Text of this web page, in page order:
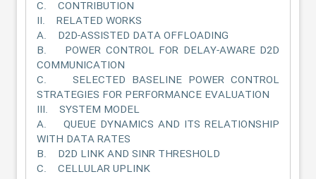
C. CONTRIBUTION
II. RELATED WORKS
A. D2D-ASSISTED DATA OFFLOADING
B. POWER CONTROL FOR DELAY-AWARE D2D
COMMUNICATION
C. SELECTED BASELINE POWER CONTROL
STRATEGIES FOR PERFORMANCE EVALUATION
III. SYSTEM MODEL
A. QUEUE DYNAMICS AND ITS RELATIONSHIP
WITH DATA RATES
B. D2D LINK AND SINR THRESHOLD
C. CELLULAR UPLINK